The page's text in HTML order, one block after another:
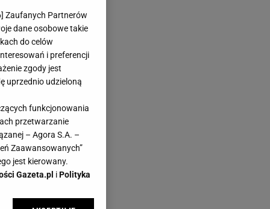
] Zaufanych Partnerów
dane osobowe takie
do celów
i preferencji
zgody jest
uprzednio udzieloną
funkcjonowania
przetwarzanie
– Agora S.A. –
Zaawansowanych”
jest kierowany.
Gazeta.pl iPolityka